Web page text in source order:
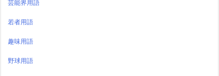
芸能界用語
若者用語
趣味用語
野球用語